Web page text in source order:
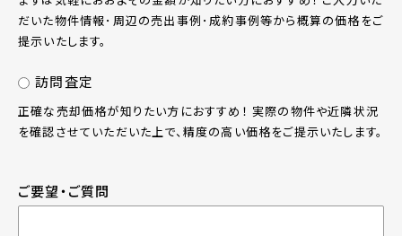
だいた物件情報･周辺の売出事例･成約事例等から概算の価格をご
提示いたします。
訪問査定
正確な売却価格が知りたい方におすすめ！ 実際の物件や近隣状況
を確認させていただいた上で、精度の高い価格をご提示いたします。
ご要望・ご質問